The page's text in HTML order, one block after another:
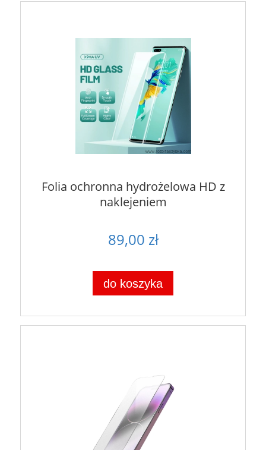
Folia ochronna hydrożelowa HD z
naklejeniem
89,00 zł
do koszyka